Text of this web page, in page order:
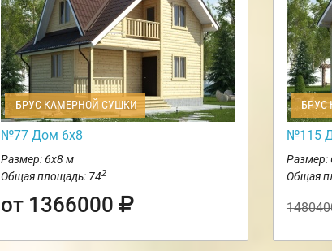
БРУС КАМЕРНОЙ СУШКИ
№77 Дом 6х8
Размер: 6х8 м
Общая площадь: 742
от 1366000
БРУС
№115
Размер:
Общая